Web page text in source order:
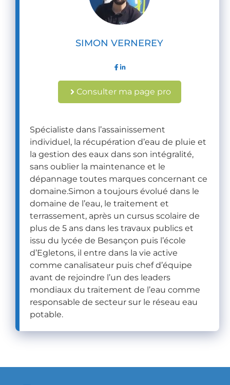
SIMON VERNEREY
Consulter ma page pro
Spécialiste dans l’assainissement
individuel, la récupération d’eau de pluie et
la gestion des eaux dans son intégralité,
sans oublier la maintenance et le
dépannage toutes marques concernant ce
domaine.Simon a toujours évolué dans le
domaine de l’eau, le traitement et
terrassement, après un cursus scolaire de
plus de 5 ans dans les travaux publics et
issu du lycée de Besançon puis l’école
d’Egletons, il entre dans la vie active
comme canalisateur puis chef d’équipe
avant de rejoindre l’un des leaders
mondiaux du traitement de l’eau comme
responsable de secteur sur le réseau eau
potable.